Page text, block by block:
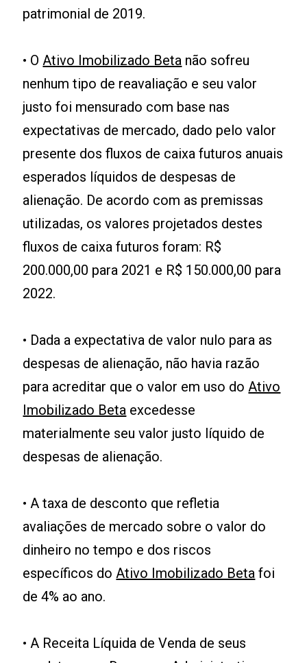
patrimonial de 2019.
• OAtivo Imobilizado Beta não sofreu
nenhum tipo de reavaliação e seu valor
justo foi mensurado com base nas
expectativas de mercado, dado pelo valor
presente dos fluxos de caixa futuros anuais
esperados líquidos de despesas de
alienação. De acordo com as premissas
utilizadas, os valores projetados destes
fluxos de caixa futuros foram: R$
200.000,00 para 2021 e R$ 150.000,00 para
2022.
• Dada a expectativa de valor nulo para as
despesas de alienação, não havia razão
para acreditar que o valor em uso doAtivo
Imobilizado Beta excedesse
materialmente seu valor justo líquido de
despesas de alienação.
• A taxa de desconto que refletia
avaliações de mercado sobre o valor do
dinheiro no tempo e dos riscos
específicos doAtivo Imobilizado Beta foi
de 4% ao ano.
• A Receita Líquida de Venda de seus